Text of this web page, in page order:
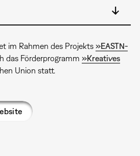
im Rahmen des Projekts »EASTN-
das Förderprogramm »Kreatives
Union statt.